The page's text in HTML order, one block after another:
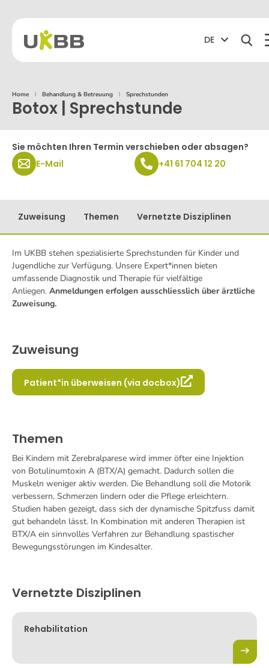
DE
Home ⟩ Behandlung & Betreuung ⟩ Sprechstunden
Botox | Sprechstunde
Sie möchten Ihren Termin verschieben oder absagen?
E-Mail
+41 61 704 12 20
Im UKBB stehen spezialisierte Sprechstunden für Kinder und
Jugendliche zur Verfügung. Unsere Expert*innen bieten
umfassende Diagnostik und Therapie für vielfältige
Anliegen. Anmeldungen erfolgen ausschliesslich über ärztliche
Zuweisung.
Zuweisung
Patient*in überweisen (via docbox)
Themen
Bei Kindern mit Zerebralparese wird immer öfter eine Injektion
von Botulinumtoxin A (BTX/A) gemacht. Dadurch sollen die
Muskeln weniger aktiv werden. Die Behandlung soll die Motorik
verbessern, Schmerzen lindern oder die Pflege erleichtern.
Studien haben gezeigt, dass sich der dynamische Spitzfuss damit
gut behandeln lässt. In Kombination mit anderen Therapien ist
BTX/A ein sinnvolles Verfahren zur Behandlung spastischer
Bewegungsstörungen im Kindesalter.
Vernetzte Disziplinen
Rehabilitation
Zuweisung Themen Vernetzte Disziplinen